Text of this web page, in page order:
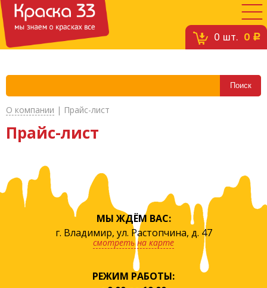
0 шт. 0 c
О компании | Прайс-лист
Прайс-лист
МЫ ЖДЁМ ВАС:
г. Владимир, ул. Растопчина, д. 47
смотреть на карте
РЕЖИМ РАБОТЫ: